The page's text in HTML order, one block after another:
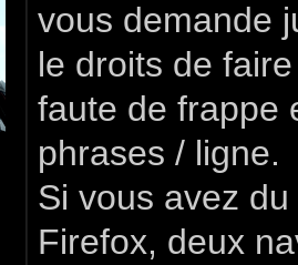
vous demande
le droits de
faute de frappe
phrases / ligne.
Si vous avez
Firefox, deux